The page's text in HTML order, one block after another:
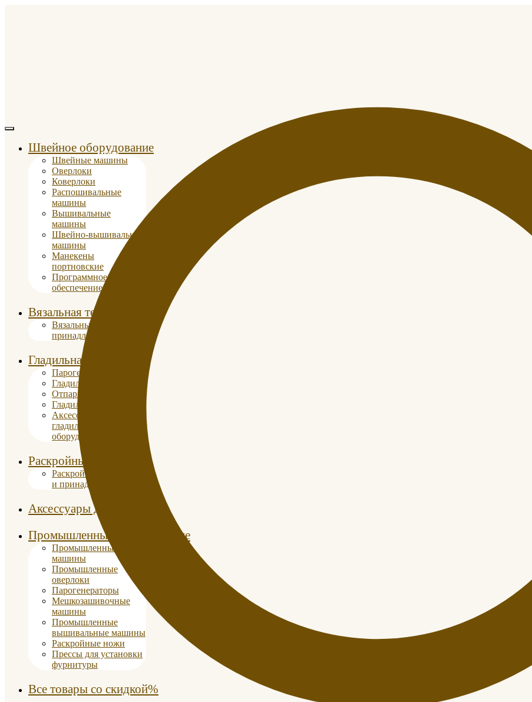
Швейное оборудование
Швейные машины
Оверлоки
Коверлоки
Распошивальные
машины
Вышивальные
машины
Швейно-вышивальные
машины
Манекены
портновские
Программное
обеспечение
Вязальная техника
Вязальные машины и
принадлежности
Гладильная техника
Парогенераторы
Гладильные доски
Отпариватели
Гладильные прессы
Аксессуары к
гладильному
оборудованию
Раскройные плоттеры
Раскройные плоттеры
и принадлежности
Аксессуары для шитья
Промышленные оборудование
Промышленные
машины
Промышленные
оверлоки
Парогенераторы
Мешкозашивочные
машины
Промышленные
вышивальные машины
Раскройные ножи
Прессы для установки
фурнитуры
Все товары со скидкой%